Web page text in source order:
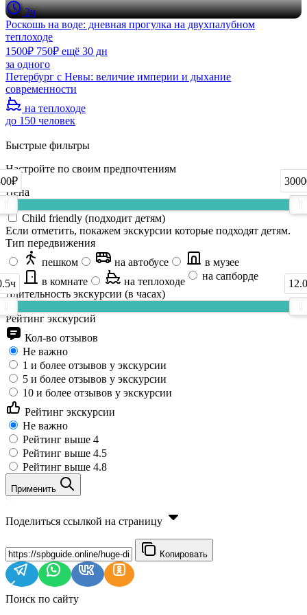
2ч
Роскошь на воде: дневная прогулка на двухпалубном
теплоходе
1500₽ 750₽ ещё 30 дн
за одного
Петербург с Невы: величие империи и дыхание
современности
на теплоходе
до 150 человек
Быстрые фильтры
Настройте по своим предпочтениям
Цена
Child friendly (подходит детям)
Если отметить, покажем экскурсии которые подходят детям.
Тип передвижения
пешком
на автобусе
в музее
в комнате
на теплоходе
на сапборде
Длительность экскурсии (в часах)
Рейтинг экскурсий
Кол-во отзывов
Не важно
1 и более отзывов у экскурсии
5 и более отзывов у экскурсии
10 и более отзывов у экскурсии
Рейтинг экскурсии
Не важно
Рейтинг выше 4
Рейтинг выше 4.5
Рейтинг выше 4.8
Применить
Поделиться ссылкой на страницу
Копировать
Поиск по сайту